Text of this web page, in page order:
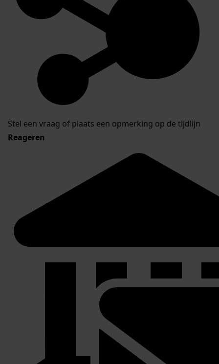
Stel een vraag of plaats een opmerking op de tijdlijn
Reageren